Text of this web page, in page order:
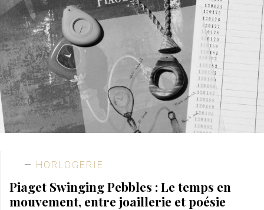
HORLOGERIE
Piaget Swinging Pebbles : Le temps en
mouvement, entre joaillerie et poésie